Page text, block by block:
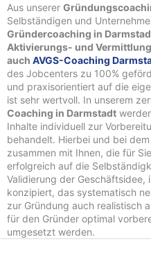
Aus unserer
Selbständigen und
Gründercoaching in
Aktivierungs- und
auch AVGS-Coaching
des Jobcenters zu 100%
und praxisorientiert auf die
ist sehr wertvoll. In unserem
Coaching in Darmstadt
Inhalte individuell zur
behandelt. Hierbei und bei
zusammen mit Ihnen, die für
erfolgreich auf die
Validierung der
konzipiert, das systematisch
zur Gründung auch realistisch
für den Gründer optimal
umgesetzt werden.